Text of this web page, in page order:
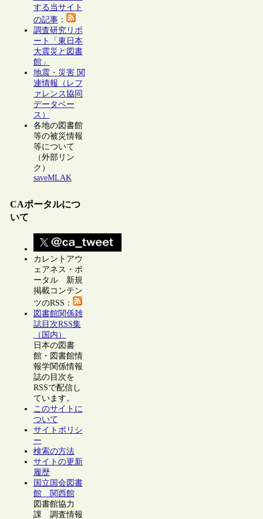
する当サイト
の記事：
調査研究リポ
ート「東日本
大震災と図書
館」
地震・災害 関
連情報（レフ
ァレンス協同
データベー
ス）
各地の図書館
等の被災情報
等について
（外部リン
ク）
saveMLAK
CAポータルにつ
いて
カレントアウ
ェアネス・ポ
ータル 新規
掲載コンテン
ツのRSS：
図書館関係雑
誌目次RSS集
（国内）
日本の図書
館・図書館情
報学関係情報
誌の目次を
RSSで配信し
ています。
このサイトに
ついて
サイトポリシ
ー
検索の方法
サイトの更新
履歴
国立国会図書
館 関西館
図書館協力
課 調査情報